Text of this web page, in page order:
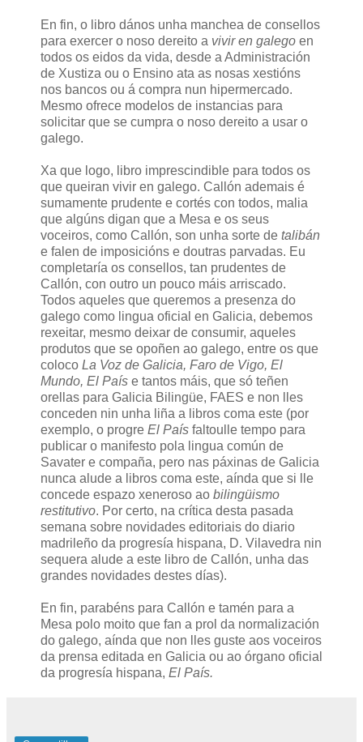
En fin, o libro dános unha manchea de consellos
para exercer o noso dereito a vivir en galego en
todos os eidos da vida, desde a Administración
de Xustiza ou o Ensino ata as nosas xestións
nos bancos ou á compra nun hipermercado.
Mesmo ofrece modelos de instancias para
solicitar que se cumpra o noso dereito a usar o
galego.
Xa que logo, libro imprescindible para todos os
que queiran vivir en galego. Callón ademais é
sumamente prudente e cortés con todos, malia
que algúns digan que a Mesa e os seus
voceiros, como Callón, son unha sorte de talibán
e falen de imposicións e doutras parvadas. Eu
completaría os consellos, tan prudentes de
Callón, con outro un pouco máis arriscado.
Todos aqueles que queremos a presenza do
galego como lingua oficial en Galicia, debemos
rexeitar, mesmo deixar de consumir, aqueles
produtos que se opoñen ao galego, entre os que
coloco La Voz de Galicia, Faro de Vigo, El
Mundo, El País e tantos máis, que só teñen
orellas para Galicia Bilingüe, FAES e non lles
conceden nin unha liña a libros coma este (por
exemplo, o progre El País faltoulle tempo para
publicar o manifesto pola lingua común de
Savater e compaña, pero nas páxinas de Galicia
nunca alude a libros coma este, aínda que si lle
concede espazo xeneroso ao bilingüismo
restitutivo. Por certo, na crítica desta pasada
semana sobre novidades editoriais do diario
madrileño da progresía hispana, D. Vilavedra nin
sequera alude a este libro de Callón, unha das
grandes novidades destes días).
En fin, parabéns para Callón e tamén para a
Mesa polo moito que fan a prol da normalización
do galego, aínda que non lles guste aos voceiros
da prensa editada en Galicia ou ao órgano oficial
da progresía hispana, El País.